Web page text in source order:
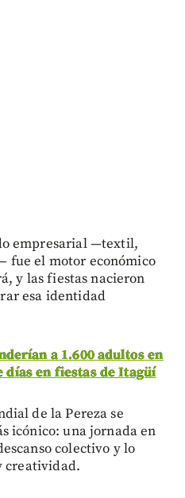
empresarial —textil,
fue el motor económico
y las fiestas nacieron
esa identidad
a 1.600 adultos en
días en fiestas de Itagüí
de la Pereza se
icónico: una jornada en
colectivo y lo
creatividad.